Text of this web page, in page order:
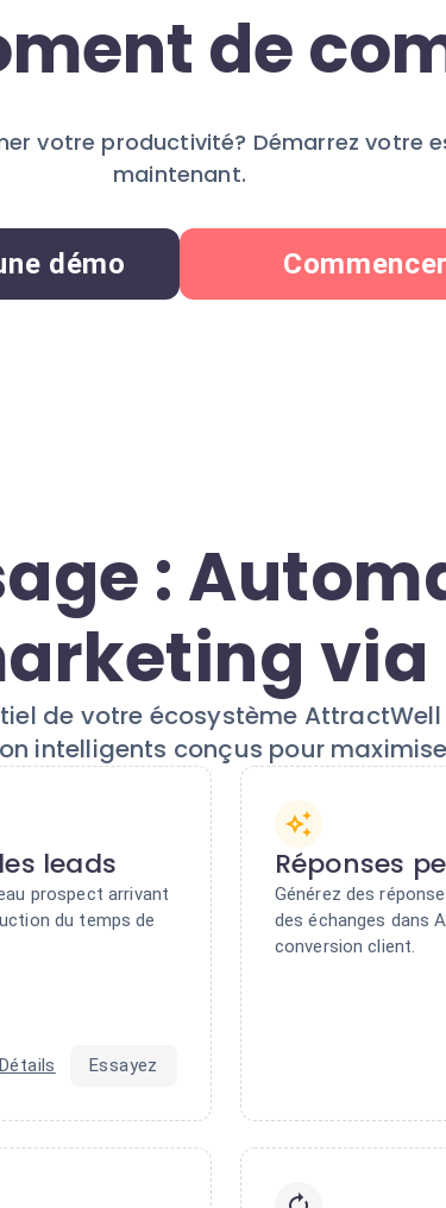
de
votre productivité? Démarrez votre
maintenant.
démo Commencer
:
via
de votre écosystème
intelligents conçus pour
leads
prospect arrivant
du temps de
Détails Essayez
Réponses
Générez des
des échanges dans
conversion client.